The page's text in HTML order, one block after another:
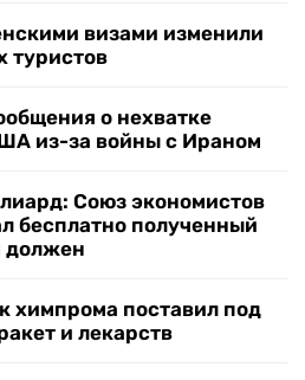
визами изменили
туристов
о нехватке
из-за войны с Ираном
Союз экономистов
бесплатно полученный
должен
химпрома поставил под
и лекарств